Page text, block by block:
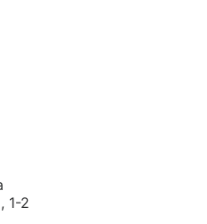
1-2